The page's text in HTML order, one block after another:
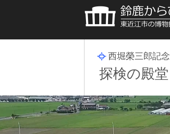
西堀榮三郎記念
探検の殿堂